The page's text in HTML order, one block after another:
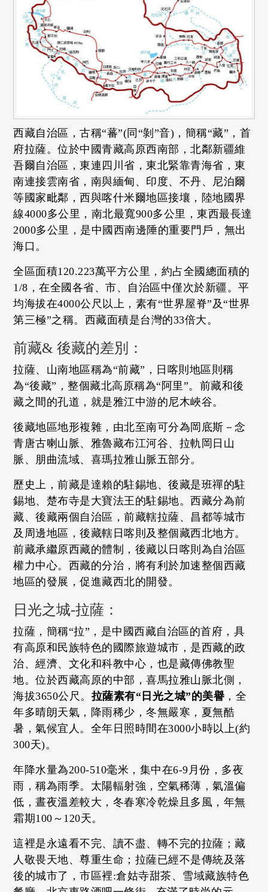
西藏自治區，古稱“蕃”(同“剝”音)，簡稱“藏”，首
府拉薩。位於中國青藏高原西南部，北鄰新疆維
吾爾自治區，東連四川省，東北緊靠青海省，東
南連接雲南省，南與緬甸、印度、不丹、尼泊爾
等國家毗鄰，西與喀什米爾地區接壤，陸地國界
線4000多公里，南北最寬900多公里，東西最長達
2000多公里，是中國西南邊陲的重要門戶，無出
海口。
全區面積120.223萬平方公里，約占全國總面積的
1/8，在全國各省、市、自治區中僅次於新疆。平
均海拔在4000公尺以上，素有“世界屋脊”及“世界
第三極”之稱。西藏面積是台灣的33倍大。
前藏& 後藏的差別：
拉薩、山南地區稱為“前藏”，日喀則地區則稱
為“後藏”，整個藏北高原稱為“阿里”。前藏和後
藏之間的孔道，就是雅江中游的尼木峽谷。
後藏地區地形複雜，由北至南可分為岡底斯－念
青唐古喇山脈、雅魯藏布江河谷、拉軌岡日山
脈、朋曲流域、喜瑪拉雅山脈五部分。
歷史上，前藏是達賴的駐錫地、後藏是班禪的駐
錫地、楚布寺是大寶法王的駐錫地。西藏分為前
藏、後藏兩個自治區，前藏轄拉薩、昌都等城市
及周邊地區，後藏轄日喀則及整個藏西北地方。
前藏承繼原西藏的體制，後藏以日喀則為自治區
權力中心。西藏的分治，將有利於加速整個西藏
地區的發展，促進藏西北的開發。
日光之城-拉薩：
拉薩，簡稱“拉”，是中國西藏自治區的首府，具
有高原和民族特色的國際旅遊城市，是西藏的政
治、經濟、文化和科教中心，也是藏傳佛教聖
地。位於西藏高原的中部，喜馬拉雅山脈北側，
海拔3650公尺。 拉薩素有“日光之城”的美譽，全
年多晴朗天氣，降雨稀少，冬無嚴寒，夏無酷
暑，氣候宜人。全年日照時間在3000小時以上(約
300天)。
年降水量為200-510毫米，集中在6-9月份，多夜
雨，稱為雨季。太陽輻射強，空氣稀薄，氣溫偏
低，晝夜溫差較大，冬春寒冷乾燥且多風，年無
霜期100～120天。
這裡是永遠看不完、讀不盡、轉不完的拉薩；藏
人敬畏天地、尊重生命；拉薩已經不是傳統及落
後的城市了，市區裡:倉姑寺甜茶、雪域藏族特色